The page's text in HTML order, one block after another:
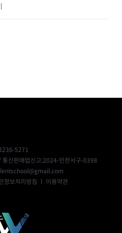
5271
통신판매업신고:2024-인천서구-0398
정보처리방침 ㅣ 이용약관